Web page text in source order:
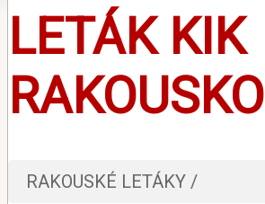
LETÁK KIK
RAKOUSKO
RAKOUSKÉ LETÁKY /